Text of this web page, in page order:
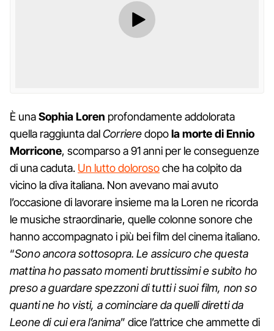
È unaSophia Loren profondamente addolorata
quella raggiunta dalCorrieredopola morte di Ennio
Morricone, scomparso a 91 anni per le conseguenze
di una caduta. Un lutto dolorosoche ha colpito da
vicino la diva italiana. Non avevano mai avuto
l’occasione di lavorare insieme ma la Loren ne ricorda
le musiche straordinarie, quelle colonne sonore che
hanno accompagnato i più bei film del cinema italiano.
“Sono ancora sottosopra. Le assicuro che questa
mattina ho passato momenti bruttissimi e subito ho
preso a guardare spezzoni di tutti i suoi film, non so
quanti ne ho visti, a cominciare da quelli diretti da
Leone di cui era l’anima” dice l’attrice che ammette di